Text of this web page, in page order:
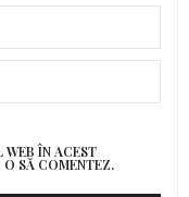
WEB ÎN ACEST
SĂ COMENTEZ.